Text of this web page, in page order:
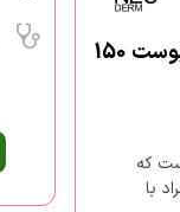
کرم کاسه ای دست و ناخن رینوتریو اولیو دکس نئودرم مناسب انواع پوست 150
که
با